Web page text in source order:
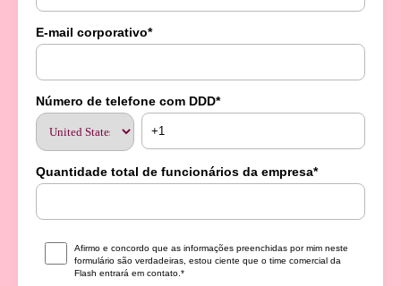
E-mail corporativo*
Número de telefone com DDD*
Quantidade total de funcionários da empresa*
Afirmo e concordo que as informações preenchidas por mim neste
formulário são verdadeiras, estou ciente que o time comercial da
Flash entrará em contato. *